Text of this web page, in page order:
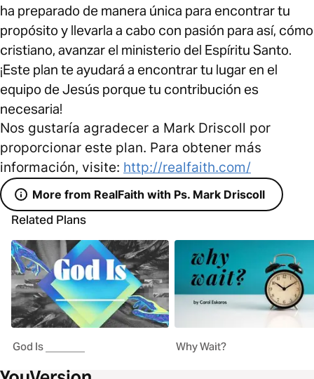
ha preparado de manera única para encontrar tu
propósito y llevarla a cabo con pasión para así, cómo
cristiano, avanzar el ministerio del Espíritu Santo.
¡Este plan te ayudará a encontrar tu lugar en el
equipo de Jesús porque tu contribución es
necesaria!
Nos gustaría agradecer a Mark Driscoll por
proporcionar este plan. Para obtener más
información, visite: http://realfaith.com/
More from RealFaith with Ps. Mark Driscoll
Related Plans
God Is _______ Why Wait?